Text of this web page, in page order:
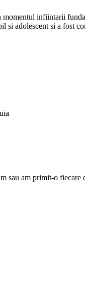
infiintarii
adolescent si a fost
sau am primit-o fiecare